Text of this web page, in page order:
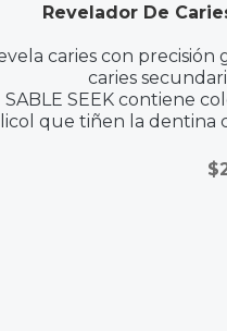
Revelador De
caries con precisión
caries
SABLE SEEK contiene
que tiñen la dentina
incluso en
$